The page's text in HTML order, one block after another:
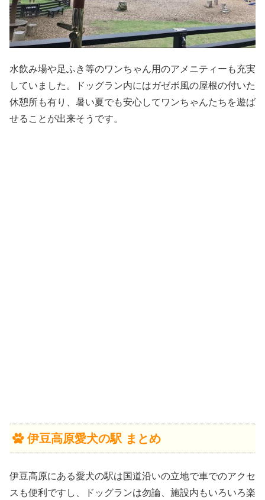
水飲み場や足ふき等のワンちゃん用のアメニティーも充実
していました。ドッグラン内にはガゼボ風の屋根の付いた
休憩所も有り、暑い夏でも安心してワンちゃんたちを遊ば
せることが出来そうです。
伊豆高原愛犬の駅 まとめ
伊豆高原にある愛犬の駅は国道沿いの立地で車でのアクセ
スも便利ですし、ドッグランは勿論、施設内もいろいろ楽